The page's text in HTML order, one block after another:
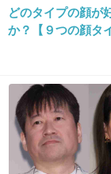
もうちょい高いの買え
これじゃ田舎の歯医者
どのタイプの顔が
か？【９つの顔タ